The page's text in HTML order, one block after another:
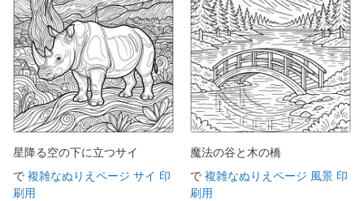
星降る空の下に立つサイ
で 複雑なぬりえページ サイ 印
刷用
魔法の谷と木の橋
で 複雑なぬりえページ 風景 印
刷用